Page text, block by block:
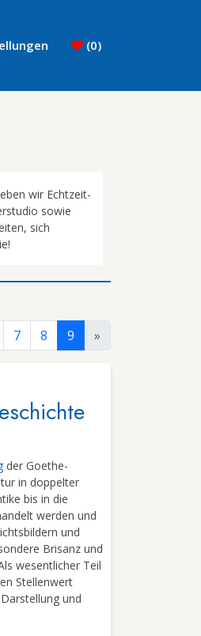
(0)
wir Echtzeit-
sowie
sich
7 8 9 »
der Goethe-
in doppelter
bis in die
werden und
und
Brisanz und
wesentlicher Teil
Stellenwert
und